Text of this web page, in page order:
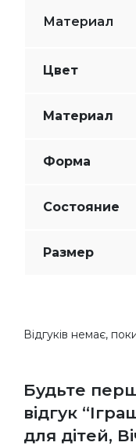
Материал
Цвет
Материал
Форма
Состояние
Размер
Відгуків немає,
Будьте
відгук
для дітей,